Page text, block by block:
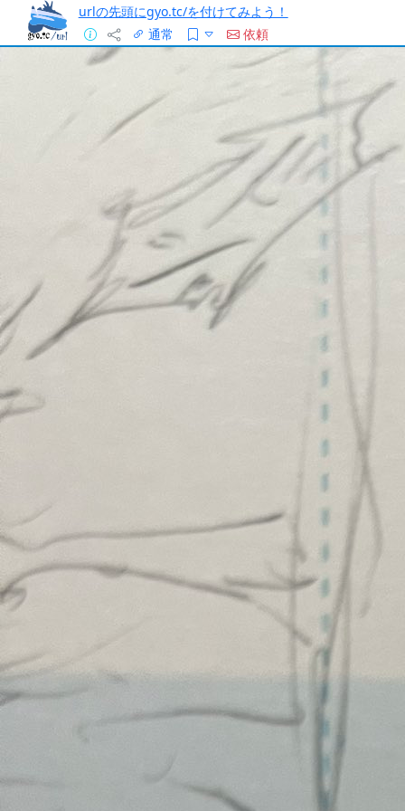
urlの先頭にgyo.tc/を付けてみよう！
通常
依頼